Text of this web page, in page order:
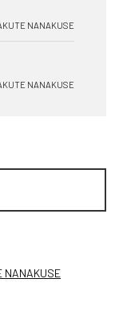
NANAKUSE
NANAKUSE
NANAKUSE